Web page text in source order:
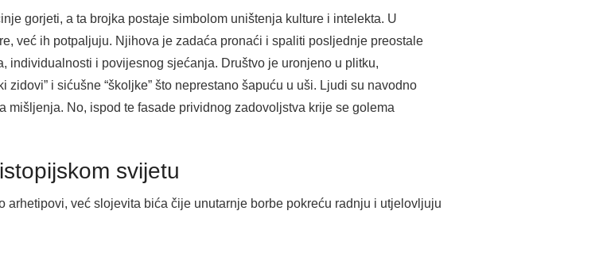
gorjeti, a ta brojka postaje simbolom uništenja kulture i intelekta. U
već ih potpaljuju. Njihova je zadaća pronaći i spaliti posljednje preostale
individualnosti i povijesnog sjećanja. Društvo je uronjeno u plitku,
i sićušne “školjke” što neprestano šapuću u uši. Ljudi su navodno
No, ispod te fasade prividnog zadovoljstva krije se golema
svijetu
već slojevita bića čije unutarnje borbe pokreću radnju i utjelovljuju